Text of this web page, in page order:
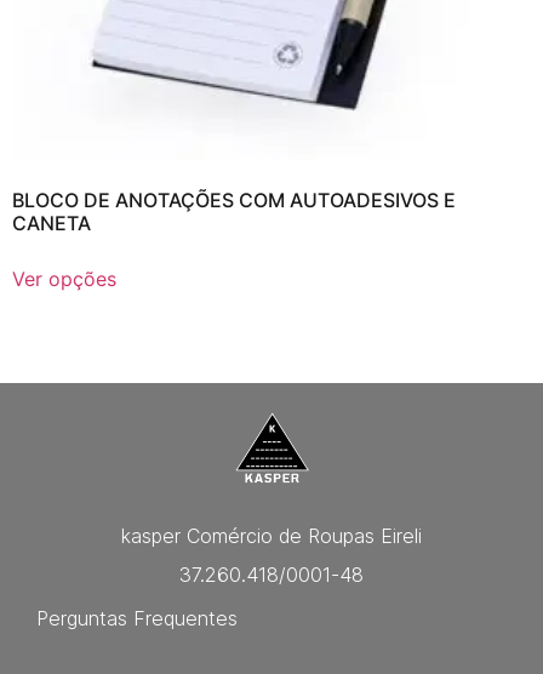
BLOCO DE ANOTAÇÕES COM AUTOADESIVOS E
CANETA
Ver opções
kasper Comércio de Roupas Eireli
37.260.418/0001-48
Perguntas Frequentes